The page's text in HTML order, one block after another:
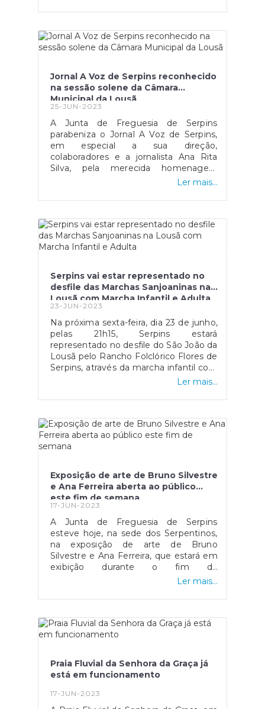
eventos que ocorrem naquela
construção de um Parque de
Merendas naquela área já começou.
complemento perfeito à Praia Fluvial
da Senhora da Graça, proporcionando
aos visitantes um local tranquilo e
agradável para desfrutar de um
familiares.Estamos empenhados em
melhorar continuamente a qualidade
de vida em Serpins, e estas iniciativas
são exemplo
disso.#serpinsumajanelaabertaparaomundo
Jornal A Voz de Serpins reconhecido
na sessão solene da Câmara
Municipal da Lousã
25-JUN-2023
A Junta de Freguesia de Serpins
parabeniza o Jornal A Voz de Serpins,
em especial a sua direção,
colaboradores e a jornalista Ana Rita
Silva, pela merecida homenagem
recebida ontem na sessão solene da
orgulho para toda a comunidade de
sério e comprometido com a verdade,
que ajuda a informar e a promover o
desenvolvimento da nossa Freguesia e
reconhecimento e que continuem
com o excelente
trabalho!#serpinsumajanelaabertaparaomundo
Ler mais...
Serpins vai estar representado no
desfile das Marchas Sanjoaninas na
Lousã com Marcha Infantil e Adulta
23-JUN-2023
Na próxima sexta-feira, dia 23 de junho,
pelas 21h15, Serpins estará
representado no desfile do São João da
Lousã pelo Rancho Folclórico Flores de
Serpins, através da marcha infantil com
o tema “O livro, uma janela aberta para
tema “Serpins, uma Janela Aberta Para
Associação Filarmónica Serpinense irá
acompanhar as duas marchas na
Avenida, numa noite sempre bastante
lousanenses.A Junta de Freguesia de
Serpins apoia ambas as marchas que
representam a nossa Freguesia,
apelando que os serpinenses se
marchas.“Yeh Yeh Yeh Serpins é que é”
#serpinsumajanelaabertaparaomundo
Ler mais...
Exposição de arte de Bruno Silvestre
e Ana Ferreira aberta ao público
este fim de semana
17-JUN-2023
A Junta de Freguesia de Serpins
esteve hoje, na sede dos Serpentinos,
na exposição de arte de Bruno
Silvestre e Ana Ferreira, que estará em
exibição durante o fim de
semana.Nesta exposição, Bruno
talento, sendo também uma
observar o seu trabalho em tempo real
e conversar com eles sobre as suas
inspirações.#serpinsumajanelaabertaparaomundo
Ler mais...
Praia Fluvial da Senhora da Graça já
está em funcionamento
17-JUN-2023